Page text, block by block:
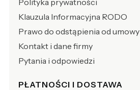
Klauzula Informacyjna RODO
Prawo do odstąpienia od umowy
Kontakt i dane firmy
Pytania i odpowiedzi
PŁATNOŚCI I DOSTAWA